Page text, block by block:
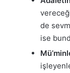
de
ise